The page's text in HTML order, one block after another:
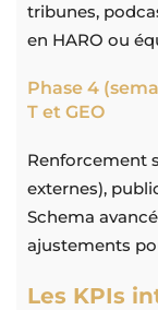
tribunes,
en HARO ou
Phase 4
T et GEO
Renforcement
externes),
Schema
ajustements
Les KPIs